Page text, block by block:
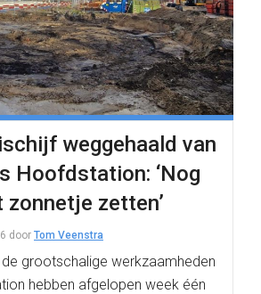
weggehaald van
Hoofdstation: ‘Nog
zonnetje zetten’
door Tom Veenstra
grootschalige werkzaamheden
hebben afgelopen week één